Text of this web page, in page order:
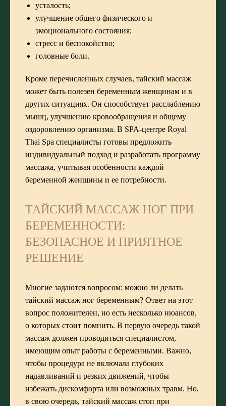
усталость;
улучшение общего физического и
эмоционального состояния;
стресс и беспокойство;
головные боли.
Кроме перечисленных случаев, тайский массаж
может быть полезен беременным женщинам и в
других ситуациях. Он способствует расслаблению
мышц, улучшению кровообращения и общему
оздоровлению организма. В SPA-центре Royal
Thai Spa специалисты готовы предложить
индивидуальный подход и разработать программу
массажа, учитывая особенности каждой
беременной женщины и ее потребности.
ТАЙСКИЙ МАССАЖ НОГ ПРИ
БЕРЕМЕННОСТИ:
БЕЗОПАСНОЕ И ПРИЯТНОЕ
РЕШЕНИЕ
Многие задаются вопросом: можно ли делать
тайский массаж ног беременным? Ответ на этот
вопрос положителен, но есть несколько нюансов,
о которых стоит помнить. В первую очередь такой
массаж должен проводиться специалистом,
имеющим опыт работы с беременными. Важно,
чтобы процедура не включала глубоких
надавливаний и резких движений, чтобы
избежать дискомфорта или возможных травм. Но,
в свою очередь, тайский массаж стоп при